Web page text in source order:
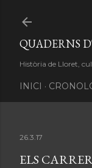
QUADERNS
Història de Lloret,
INICI
26.3.17
ELS